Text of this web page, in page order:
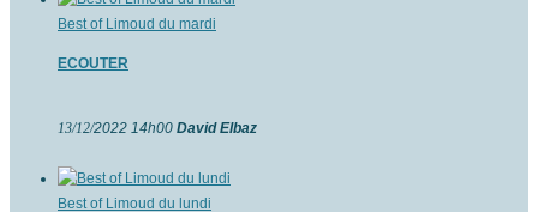
Best of Limoud du mardi
ECOUTER
13/12/2022 14h00 David Elbaz
Best of Limoud du lundi